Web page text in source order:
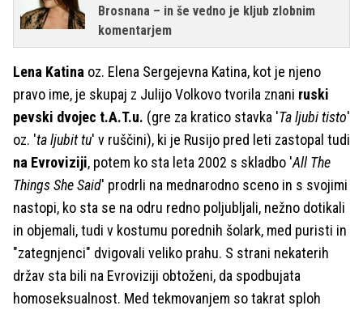
Brosnana – in še vedno je kljub zlobnim
komentarjem
Lena Katina oz. Elena Sergejevna Katina, kot je njeno
pravo ime, je skupaj z Julijo Volkovo tvorila znani ruski
pevski dvojec t.A.T.u. (gre za kratico stavka 'Ta ljubi tisto'
oz. 'ta ljubit tu' v ruščini), ki je Rusijo pred leti zastopal tudi
na Evroviziji, potem ko sta leta 2002 s skladbo 'All The
Things She Said' prodrli na mednarodno sceno in s svojimi
nastopi, ko sta se na odru redno poljubljali, nežno dotikali
in objemali, tudi v kostumu porednih šolark, med puristi in
"zategnjenci" dvigovali veliko prahu. S strani nekaterih
držav sta bili na Evroviziji obtoženi, da spodbujata
homoseksualnost. Med tekmovanjem so takrat sploh